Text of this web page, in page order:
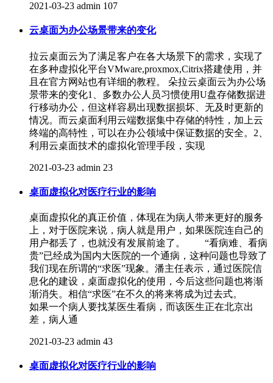
2021-03-23 admin 107
云桌面为办公场景带来的变化
拉云桌面云为了满足客户在各大场景下的需求，实现了
在多种虚拟化平台VMware,proxmox,Citrix搭建使用，并
且在官方网站也有详细的教程。 朵拉云桌面云为办公场
景带来的变化1、多数办公人员习惯使用U盘存储数据进
行移动办公，但这样容易出现数据损坏、无及时更新的
情况。而云桌面利用云端数据集中存储的特性，加上云
终端的高特性，可以在办公领域中保证数据的安全。2、
利用云桌面技术的虛拟化管理手段，实现
2021-03-23 admin 23
桌面虚拟化对医疗行业的影响
桌面虚拟化的真正价值，体现在为病人带来更好的服务
上，对于医院来说，病人就是用户，如果医院连自己的
用户都丢了，也就没有发展前途了。 “看病难、看病
贵”已经成为国内大医院的一个通病，这种问题也导致了
我们现在所谓的“求医”现象。潘主任表示，通过医院信
息化的建设，桌面虚拟化的使用，今后这些问题也将渐
渐消失。相信“求医”在不久的将来将成为过去式。
如果一个病人要找某医生看病，而该医生正在北京出
差，病人通
2021-03-23 admin 43
桌面虚拟化对医疗行业的影响